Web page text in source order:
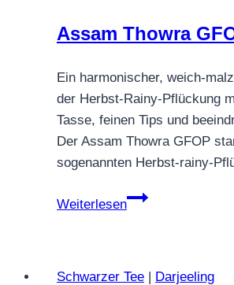
Assam Thowra
Ein harmonischer,
der Herbst‑Rainy‑Pflückung
Tasse, feinen Tips und
Der Assam Thowra GFOP
sogenannten
Weiterlesen
Assam
Schwarzer Tee | Darjeeling